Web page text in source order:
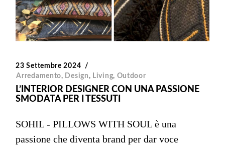
23 Settembre 2024
Arredamento, Design, Living, Outdoor
L’INTERIOR DESIGNER CON UNA PASSIONE
SMODATA PER I TESSUTI
SOHIL - PILLOWS WITH SOUL è una
passione che diventa brand per dar voce